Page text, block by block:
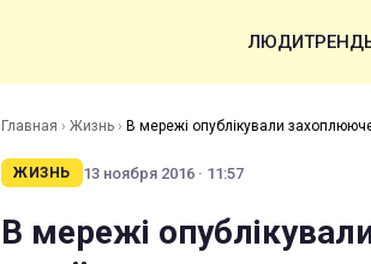
ЛЮДИ
Главная › Жизнь › В мережі опублікували
ЖИЗНЬ 13 ноября 2016 · 11:57
В мережі